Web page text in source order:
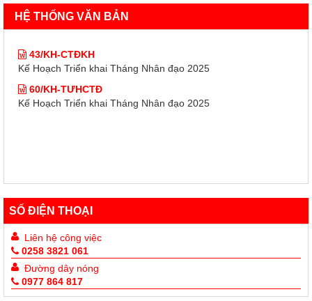
HỆ THỐNG VĂN BẢN
60/KH-TƯHCTĐ
Kế Hoạch Triển khai Tháng Nhân đạo 2025
43/KH-CTĐKH
Kế Hoạch Triển khai Tháng Nhân đạo 2025
60/KH-TƯHCTĐ
Kế Hoạch Triển khai Tháng Nhân đạo 2025
SỐ ĐIỆN THOẠI
Liên hệ công việc
0258 3821 061
Đường dây nóng
0977 864 817